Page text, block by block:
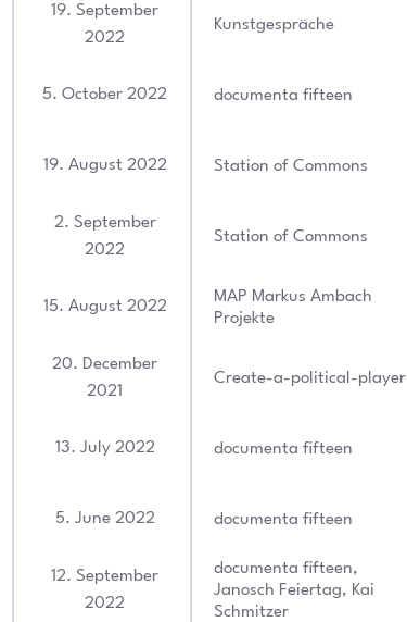
19. September
2022
Kunstgespräche
5. October 2022 documenta fifteen
19. August 2022 Station of Commons
2. September
2022
Station of Commons
15. August 2022
MAP Markus Ambach
Projekte
20. December
2021
Create-a-political-player
13. July 2022 documenta fifteen
5. June 2022 documenta fifteen
12. September
2022
documenta fifteen,
Janosch Feiertag, Kai
Schmitzer